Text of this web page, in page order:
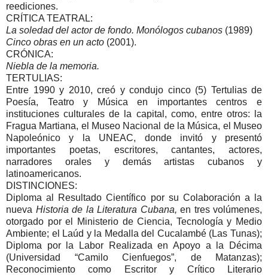
reediciones.
CRÍTICA TEATRAL:
La soledad del actor de fondo. Monólogos cubanos (1989)
Cinco obras en un acto (2001).
CRÓNICA:
Niebla de la memoria.
TERTULIAS:
Entre 1990 y 2010, creó y condujo cinco (5) Tertulias de
Poesía, Teatro y Música en importantes centros e
instituciones culturales de la capital, como, entre otros: la
Fragua Martiana, el Museo Nacional de la Música, el Museo
Napoleónico y la UNEAC, donde invitó y presentó
importantes poetas, escritores, cantantes, actores,
narradores orales y demás artistas cubanos y
latinoamericanos.
DISTINCIONES:
Diploma al Resultado Científico por su Colaboración a la
nueva Historia de la Literatura Cubana, en tres volúmenes,
otorgado por el Ministerio de Ciencia, Tecnología y Medio
Ambiente; el Laúd y la Medalla del Cucalambé (Las Tunas);
Diploma por la Labor Realizada en Apoyo a la Décima
(Universidad “Camilo Cienfuegos”, de Matanzas);
Reconocimiento como Escritor y Crítico Literario